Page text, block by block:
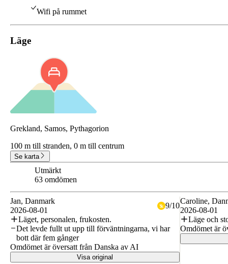
Wifi på rummet
Läge
Grekland, Samos, Pythagorion
100 m till stranden, 0 m till centrum
Se karta
Utmärkt
63 omdömen
Jan, Danmark
2026-08-01
9/10
Läget, personalen, frukosten.
Det levde fullt ut upp till förväntningarna, vi har
bott där fem gånger
Omdömet är översatt från Danska av AI
Visa original
Caroline,
2026-08-01
Läge och
Omdömet är